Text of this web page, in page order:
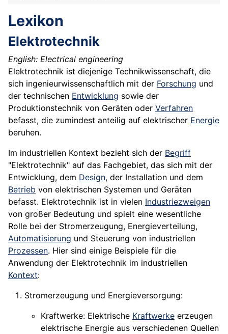
Lexikon
Elektrotechnik
English: Electrical engineering
Elektrotechnik ist diejenige Technikwissenschaft, die
sich ingenieurwissenschaftlich mit der Forschung und
der technischen Entwicklung sowie der
Produktionstechnik von Geräten oder Verfahren
befasst, die zumindest anteilig auf elektrischer Energie
beruhen.
Im industriellen Kontext bezieht sich der Begriff
"Elektrotechnik" auf das Fachgebiet, das sich mit der
Entwicklung, dem Design, der Installation und dem
Betrieb von elektrischen Systemen und Geräten
befasst. Elektrotechnik ist in vielen Industriezweigen
von großer Bedeutung und spielt eine wesentliche
Rolle bei der Stromerzeugung, Energieverteilung,
Automatisierung und Steuerung von industriellen
Prozessen. Hier sind einige Beispiele für die
Anwendung der Elektrotechnik im industriellen
Kontext:
Stromerzeugung und Energieversorgung:
Kraftwerke: Elektrische Kraftwerke erzeugen
elektrische Energie aus verschiedenen Quellen